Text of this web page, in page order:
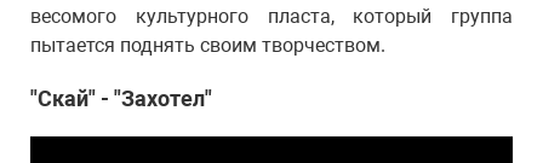
весомого культурного пласта, который группа
пытается поднять своим творчеством.
"Скай" - "Захотел"